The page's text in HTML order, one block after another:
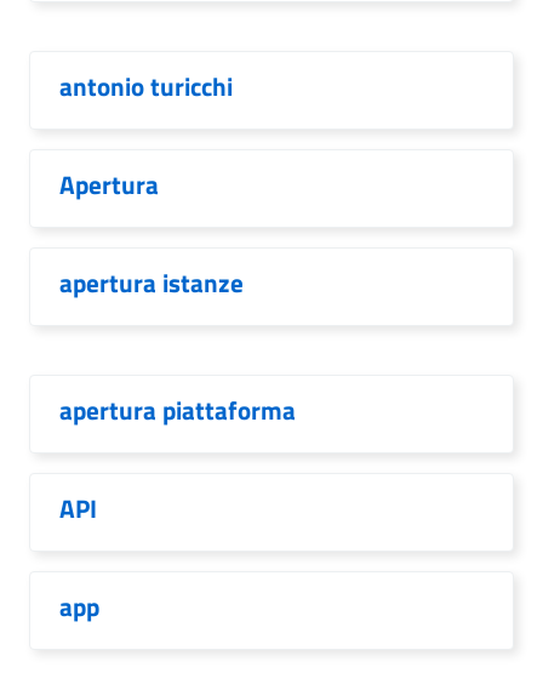
antonio turicchi
Apertura
apertura istanze
apertura piattaforma
API
app